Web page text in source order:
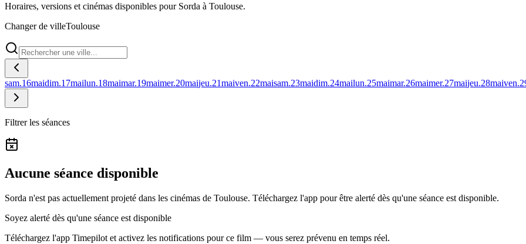
Horaires, versions et cinémas disponibles pour Sorda à Toulouse.
Changer de villeToulouse
sam.16maidim.17mailun.18maimar.19maimer.20maijeu.21maiven.22maisam.23maidim.24mailun.25maimar.26maimer.27maijeu.28maiven.
Filtrer les séances
Aucune séance disponible
Sorda n'est pas actuellement projeté dans les cinémas de Toulouse. Téléchargez l'app pour être alerté dès qu'une séance est disponible.
Soyez alerté dès qu'une séance est disponible
Téléchargez l'app Timepilot et activez les notifications pour ce film — vous serez prévenu en temps réel.